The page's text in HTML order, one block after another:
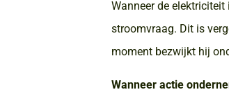
Wanneer de
stroomvraag. Dit is
moment bezwijkt hij
Wanneer actie